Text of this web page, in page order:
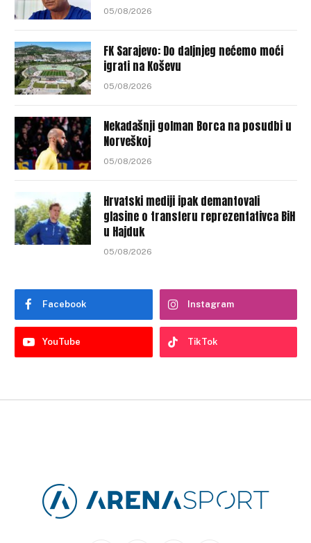
05/08/2026
FK Sarajevo: Do daljnjeg nećemo moći
igrati na Koševu
05/08/2026
Nekadašnji golman Borca na posudbi u
Norveškoj
05/08/2026
Hrvatski mediji ipak demantovali
glasine o transferu reprezentativca BiH
u Hajduk
05/08/2026
Facebook Instagram
YouTube TikTok